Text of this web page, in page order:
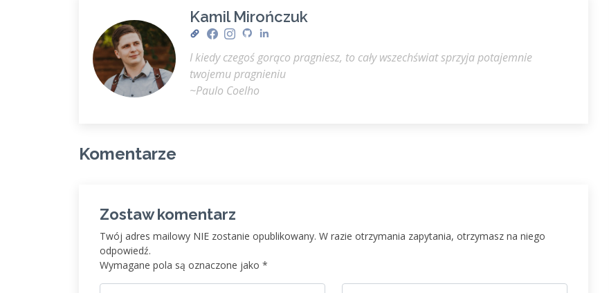
Kamil Mirończuk
I kiedy czegoś gorąco pragniesz, to cały wszechświat sprzyja potajemnie
twojemu pragnieniu
~Paulo Coelho
Komentarze
Zostaw komentarz
Twój adres mailowy NIE zostanie opublikowany. W razie otrzymania zapytania, otrzymasz na niego
odpowiedź.
Wymagane pola są oznaczone jako *